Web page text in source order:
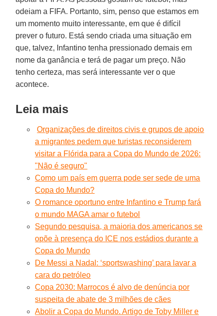
odeiam a FIFA. Portanto, sim, penso que estamos em
um momento muito interessante, em que é difícil
prever o futuro. Está sendo criada uma situação em
que, talvez, Infantino tenha pressionado demais em
nome da ganância e terá de pagar um preço. Não
tenho certeza, mas será interessante ver o que
acontece.
Leia mais
Organizações de direitos civis e grupos de apoio
a migrantes pedem que turistas reconsiderem
visitar a Flórida para a Copa do Mundo de 2026:
"Não é seguro"
Como um país em guerra pode ser sede de uma
Copa do Mundo?
O romance oportuno entre Infantino e Trump fará
o mundo MAGA amar o futebol
Segundo pesquisa, a maioria dos americanos se
opõe à presença do ICE nos estádios durante a
Copa do Mundo
De Messi a Nadal: ‘sportswashing’ para lavar a
cara do petróleo
Copa 2030: Marrocos é alvo de denúncia por
suspeita de abate de 3 milhões de cães
Abolir a Copa do Mundo. Artigo de Toby Miller e